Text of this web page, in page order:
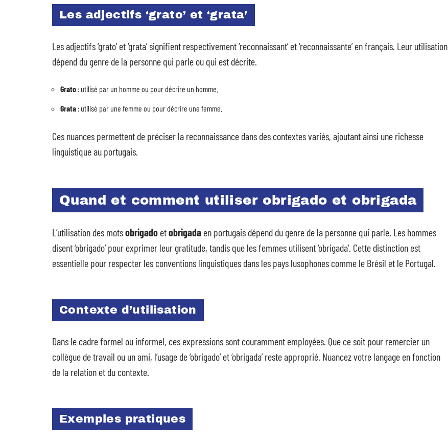
Les adjectifs ‘grato’ et ‘grata’
Les adjectifs ‘grato’ et ‘grata’ signifient respectivement ‘reconnaissant’ et ‘reconnaissante’ en français. Leur utilisation
dépend du genre de la personne qui parle ou qui est décrite.
Grato : utilisé par un homme ou pour décrire un homme.
Grata : utilisé par une femme ou pour décrire une femme.
Ces nuances permettent de préciser la reconnaissance dans des contextes variés, ajoutant ainsi une richesse
linguistique au portugais.
Quand et comment utiliser obrigado et obrigada
L’utilisation des motsobrigado etobrigada en portugais dépend du genre de la personne qui parle. Les hommes
disent ‘obrigado’ pour exprimer leur gratitude, tandis que les femmes utilisent ‘obrigada’. Cette distinction est
essentielle pour respecter les conventions linguistiques dans les pays lusophones comme le Brésil et le Portugal.
Contexte d’utilisation
Dans le cadre formel ou informel, ces expressions sont couramment employées. Que ce soit pour remercier un
collègue de travail ou un ami, l’usage de ‘obrigado’ et ‘obrigada’ reste approprié. Nuancez votre langage en fonction
de la relation et du contexte.
Exemples pratiques